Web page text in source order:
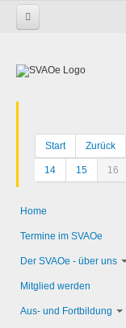
Start Zurück
14 15 16
Home
Termine im SVAOe
Der SVAOe - über uns
Mitglied werden
Aus- und Fortbildung